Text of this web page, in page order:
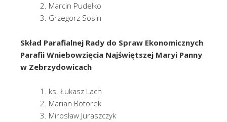
Marcin Pudełko
Grzegorz Sosin
Skład Parafialnej Rady do Spraw Ekonomicznych
Parafii Wniebowzięcia Najświętszej Maryi Panny
w Zebrzydowicach
ks. Łukasz Lach
Marian Botorek
Mirosław Juraszczyk